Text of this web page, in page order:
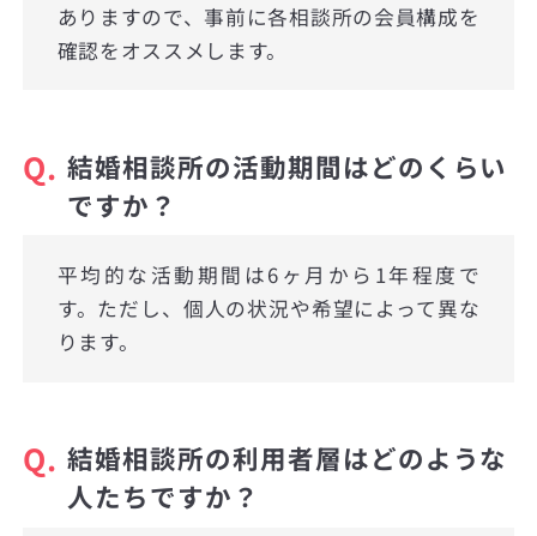
ありますので、事前に各相談所の会員構成を
確認をオススメします。
Q. 結婚相談所の活動期間はどのくらい
ですか？
平均的な活動期間は6ヶ月から1年程度で
す。ただし、個人の状況や希望によって異な
ります。
Q. 結婚相談所の利用者層はどのような
人たちですか？